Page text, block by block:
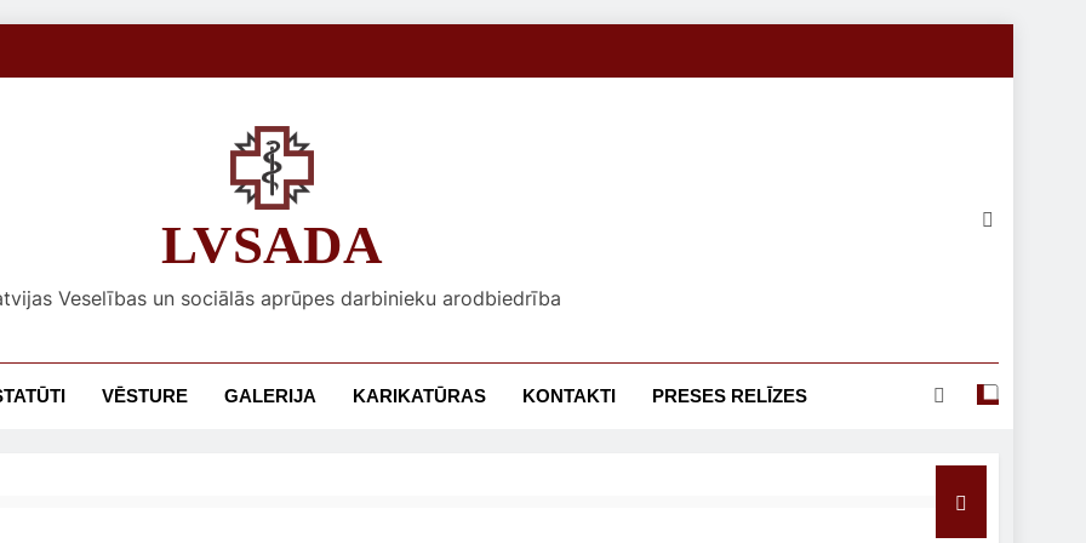
LVSADA
Veselības un sociālās aprūpes darbinieku arodbiedrība
VĒSTURE GALERIJA KARIKATŪRAS KONTAKTI PRESES RELĪZES